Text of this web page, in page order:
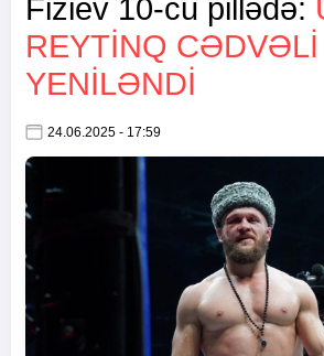
Fiziev 10-cu pillədə:
REYTINQ CƏDVƏLI
YENILƏNDI
24.06.2025 - 17:59